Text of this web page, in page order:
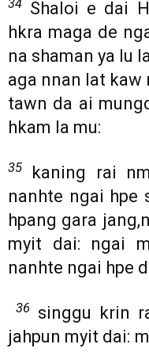
34 Shaloi e dai
hkra maga de
na shaman ya lu
aga nnan lat kaw
tawn da ai
hkam la mu:
35
kaning rai
nanhte ngai hpe
hpang gara
myit dai: ngai
nanhte ngai hpe
36
singgu krin
jahpun myit dai: